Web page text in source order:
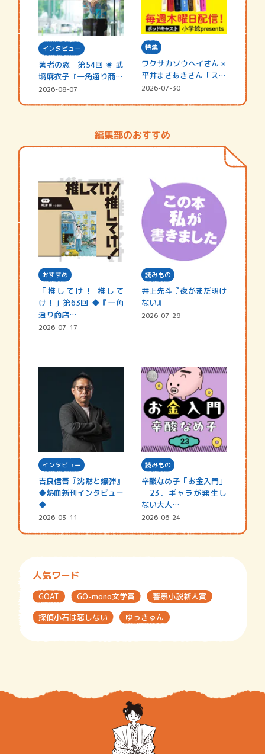
インタビュー
著者の窓 第54回 ◈ 武
塙麻衣子『一角通り商店
街の…
2026-08-07
特集
ワクサカソウヘイさん ×
平井まさあきさん「スペ
シャ…
2026-07-30
編集部のおすすめ
おすすめ
「推してけ！ 推して
け！」第63回 ◆『一角
通り商店…
2026-07-17
読みもの
井上先斗『夜がまだ明け
ない』
2026-07-29
インタビュー
吉良信吾『沈黙と爆弾』
◆熱血新刊インタビュー
◆
2026-03-11
読みもの
辛酸なめ子「お金入門」
23．ギャラが発生し
ない大人…
2026-06-24
人気ワード
GOAT GO-mono文学賞
警察小説新人賞
探偵小石は恋しない
ゆっきゅん